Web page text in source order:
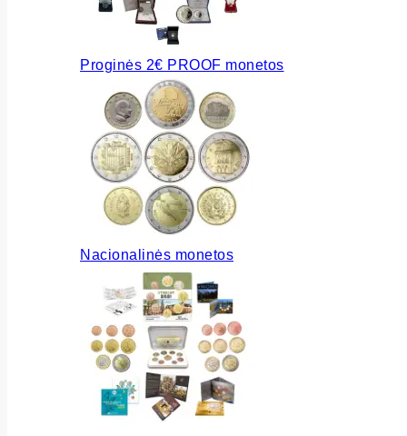
Proginės 2€ PROOF monetos
Nacionalinės monetos